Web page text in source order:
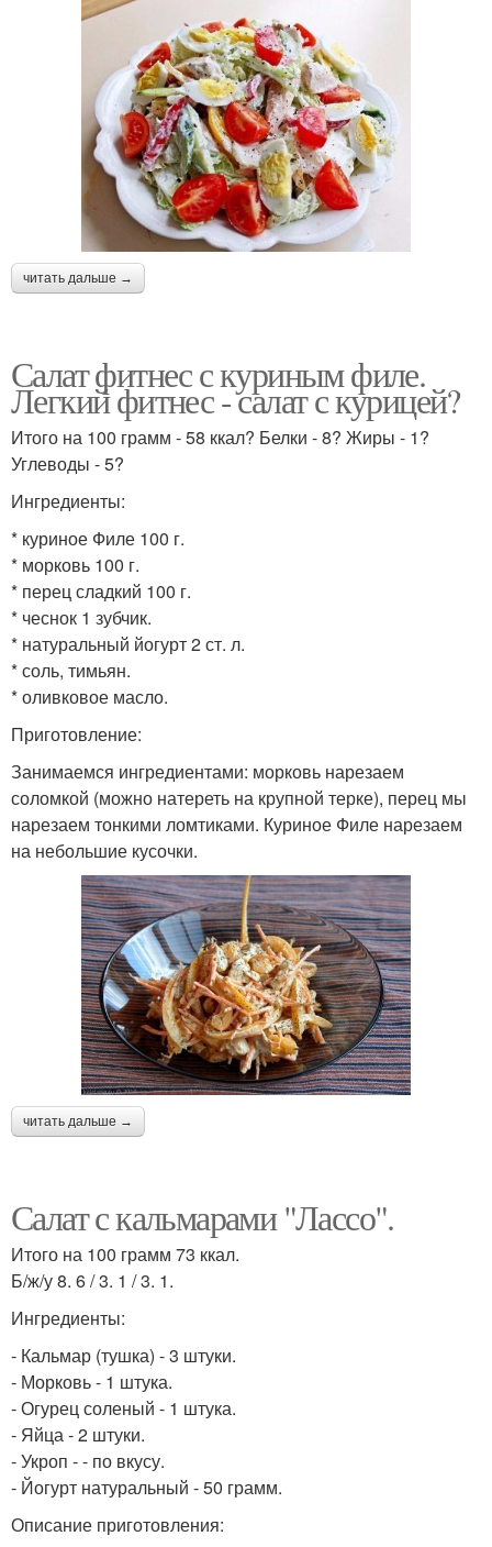
читать дальше →
Салат фитнес с куриным филе.
Легкий фитнес - салат с курицей?
Итого на 100 грамм - 58 ккал? Белки - 8? Жиры - 1?
Углеводы - 5?
Ингредиенты:
* куриное Филе 100 г.
* морковь 100 г.
* перец сладкий 100 г.
* чеснок 1 зубчик.
* натуральный йогурт 2 ст. л.
* соль, тимьян.
* оливковое масло.
Приготовление:
Занимаемся ингредиентами: морковь нарезаем
соломкой (можно натереть на крупной терке), перец мы
нарезаем тонкими ломтиками. Куриное Филе нарезаем
на небольшие кусочки.
читать дальше →
Салат с кальмарами "Лассо".
Итого на 100 грамм 73 ккал.
Б/ж/у 8. 6 / 3. 1 / 3. 1.
Ингредиенты:
- Кальмар (тушка) - 3 штуки.
- Морковь - 1 штука.
- Огурец соленый - 1 штука.
- Яйца - 2 штуки.
- Укроп - - по вкусу.
- Йогурт натуральный - 50 грамм.
Описание приготовления: